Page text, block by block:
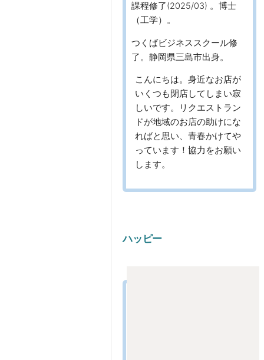
課程修了(2025/03) 。博士
（工学）。
つくばビジネススクール修
了。静岡県三島市出身。
こんにちは。身近なお店が
いくつも閉店してしまい寂
しいです。リクエストラン
ドが地域のお店の助けにな
ればと思い、青春かけてや
っています！協力をお願い
します。
ハッピー